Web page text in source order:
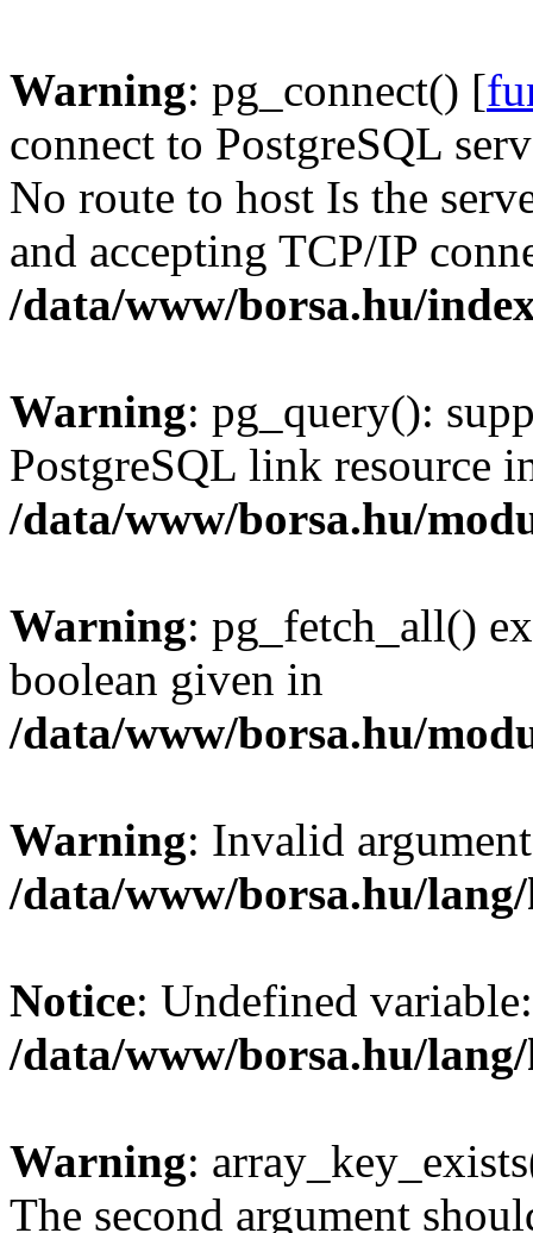
Warning: pg_connect() [
connect to PostgreSQL
No route to host Is the
and accepting TCP/IP
/data/www/borsa.hu/
Warning: pg_query():
PostgreSQL link resource
/data/www/borsa.hu/
Warning: pg_fetch_all()
boolean given in
/data/www/borsa.hu/
Warning: Invalid
/data/www/borsa.hu/
Notice: Undefined
/data/www/borsa.hu/
Warning:
The second argument